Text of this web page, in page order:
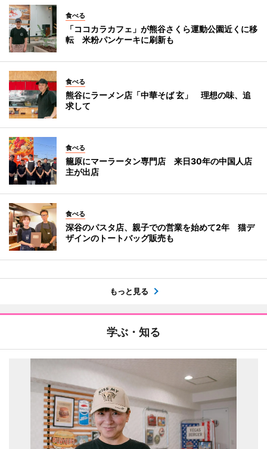
食べる
「ココカラカフェ」が熊谷さくら運動公園近くに移
転 米粉パンケーキに刷新も
食べる
熊谷にラーメン店「中華そば 玄」 理想の味、追
求して
食べる
籠原にマーラータン専門店 来日30年の中国人店
主が出店
食べる
深谷のパスタ店、親子での営業を始めて2年 猫デ
ザインのトートバッグ販売も
もっと見る
学ぶ・知る